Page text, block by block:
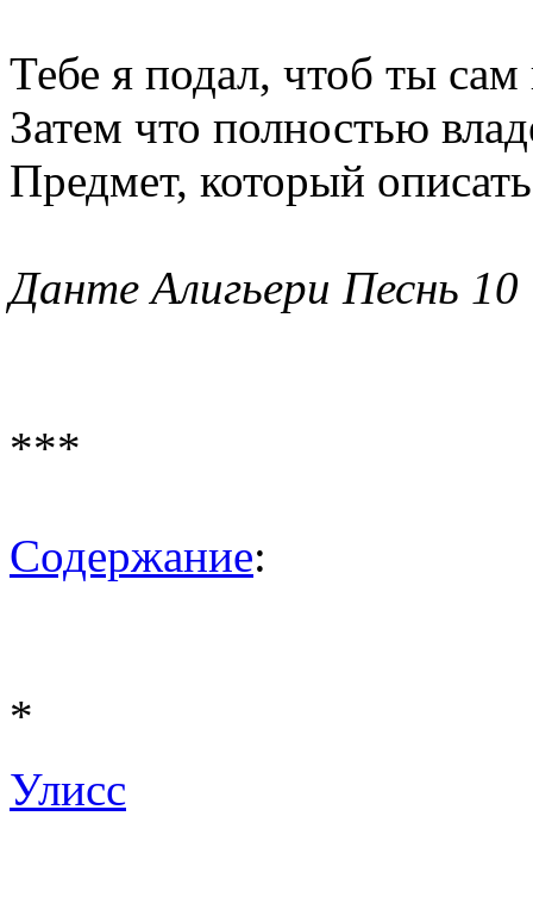
Тебе я подал, чтоб ты сам
Затем что полностью
Предмет, который
Данте Алигьери Песнь
***
Содержание:
*
Улисс